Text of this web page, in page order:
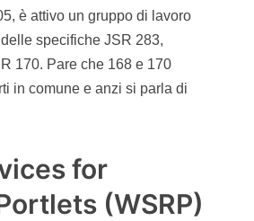
è attivo un gruppo di lavoro
specifiche JSR 283,
170. Pare che 168 e 170
in comune e anzi si parla di
for
(WSRP)